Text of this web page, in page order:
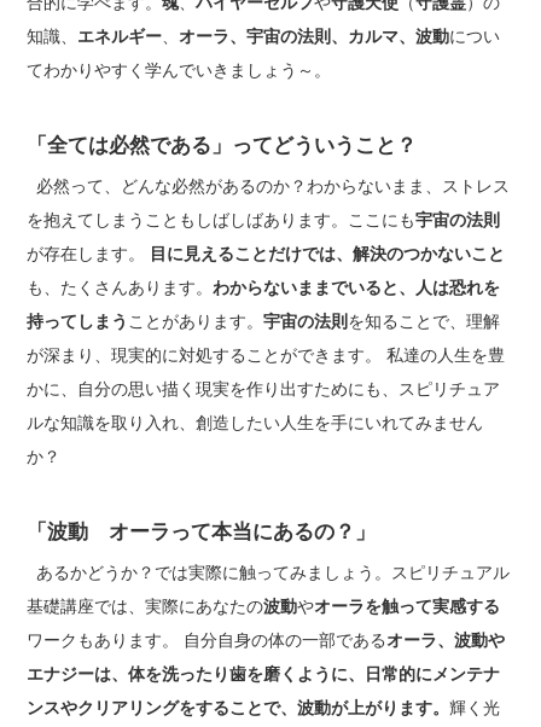
知識、 エネルギー オーラ、宇宙の法則、カルマ、波動につい
てわかりやすく学んでいきましょう～。
「全ては必然である」ってどういうこと？
必然って、どんな必然があるのか？わからないまま、ストレス
を抱えてしまうこともしばしばあります。ここにも宇宙の法則
が存在します。
目に見えることだけでは、解決のつかないこと
も、たくさんあります。 わからないままでいると、人は恐れを
持ってしまう ことがあります。 宇宙の法則を知ることで、理解
が深まり、現実的に対処することができます。 私達の人生を豊
かに、自分の思い描く現実を作り出すためにも、スピリチュア
ルな知識を取り入れ、創造したい人生を手にいれてみません
か？
「波動 オーラって本当にあるの？」
あるかどうか？では実際に触ってみましょう。スピリチュアル
基礎講座では、実際にあなたの波動やオーラを触って実感する
ワークもあります。 自分自身の体の一部であるオーラ、波動や
エナジーは、体を洗ったり歯を磨くように、日常的にメンテナ
ンスやクリアリングをすることで、波動が上がります。 輝く光